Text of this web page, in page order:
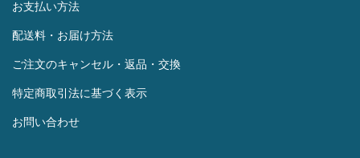
お支払い方法
配送料・お届け方法
ご注文のキャンセル・返品・交換
特定商取引法に基づく表示
お問い合わせ